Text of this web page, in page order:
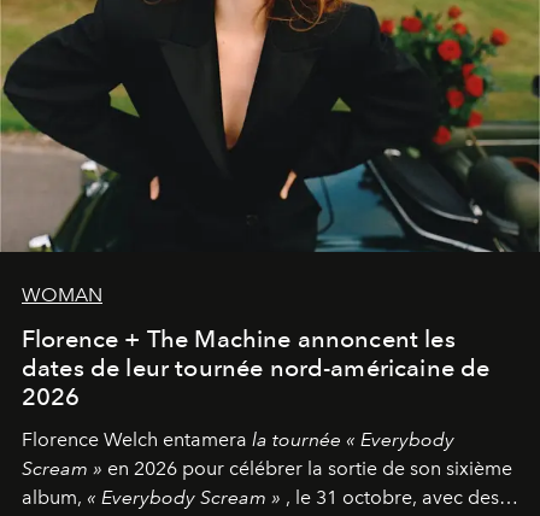
WOMAN
Florence + The Machine annoncent les
dates de leur tournée nord-américaine de
2026
Florence Welch entamera la tournée « Everybody
Scream » en 2026 pour célébrer la sortie de son sixième
album, « Everybody Scream » , le 31 octobre, avec des